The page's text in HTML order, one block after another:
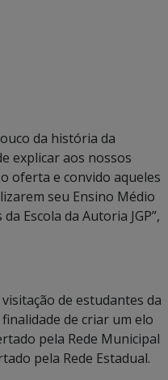
da história da
explicar aos nossos
oferta e convido aqueles
seu Ensino Médio
Escola da Autoria JGP”,
de estudantes da
de criar um elo
pela Rede Municipal
pela Rede Estadual.